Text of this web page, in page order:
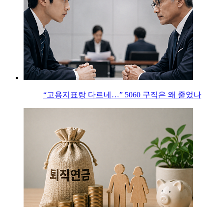
“고용지표랑 다르네…” 5060 구직은 왜 줄었나